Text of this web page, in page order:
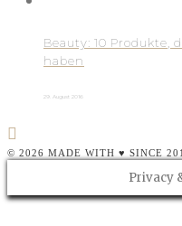
Beauty: 10 Produkte,
haben
29. August 2016
© 2026 MADE WITH ♥ SINCE
Privacy